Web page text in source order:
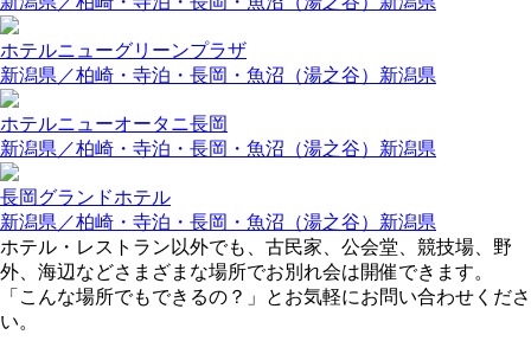
ホテルニューグリーンプラザ
新潟県／柏崎・寺泊・長岡・魚沼（湯之谷） 新潟県
ホテルニューオータニ長岡
新潟県／柏崎・寺泊・長岡・魚沼（湯之谷） 新潟県
長岡グランドホテル
新潟県／柏崎・寺泊・長岡・魚沼（湯之谷） 新潟県
ホテル・レストラン以外でも、古民家、公会堂、競技場、野
外、海辺などさまざまな場所でお別れ会は開催できます。
「こんな場所でもできるの？」とお気軽にお問い合わせくださ
い。